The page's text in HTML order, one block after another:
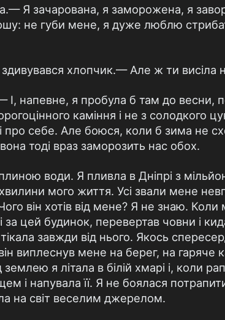
Я зачарована, я заморожена, я
не губи мене, я дуже люблю
хлопчик.— Але ж ти висіла на
напевне, я пробула б там до весни,
каміння і не з солодкого
про себе. Але боюся, коли б зима не
тоді враз заморозить нас обох.
води. Я пливла в Дніпрі з
мого життя. Усі звали мене
він хотів від мене? Я не знаю.
за цей будинок, перевертав човни і
завжди від нього. Якось
виплеснув мене на берег, на гаряче
я літала в білій хмарі і, коли
і напувала її. Я не боялася
на світ веселим джерелом.